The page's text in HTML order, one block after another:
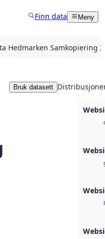
Finn data Meny
Hedmarken Samkopiering
Bruk datasett